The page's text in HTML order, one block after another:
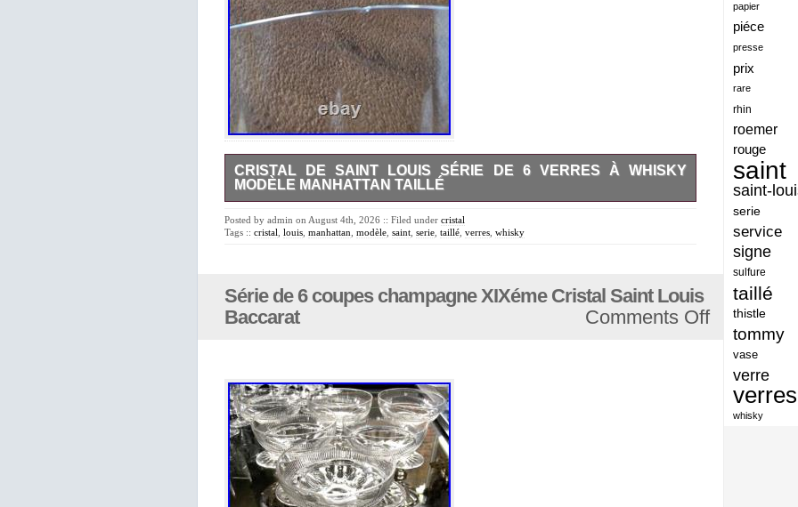
CRISTAL DE SAINT LOUIS SÉRIE DE 6 VERRES À WHISKY
MODÈLE MANHATTAN TAILLÉ
sont en parfait état, 2 ont d’infimes éclats au buvant (voir photos).
Posted by admin on August 4th, 2026 :: Filed under cristal
Tags :: cristal louis manhattan modèle saint serie taillé verres whisky
Série de 6 coupes champagne XIXéme Cristal Saint Louis
Baccarat
Comments Off
ariel
armonica
arta
artisanat
arts
assiette
assiettes
atelier
atsunobu
authentique
aventures
baccarat
papier
piéce
presse
prix
rare
rhin
roemer
rouge
saint
saint-
serie
service
signe
sulfure
taillé
thistle
tommy
vase
verre
verres
whisky